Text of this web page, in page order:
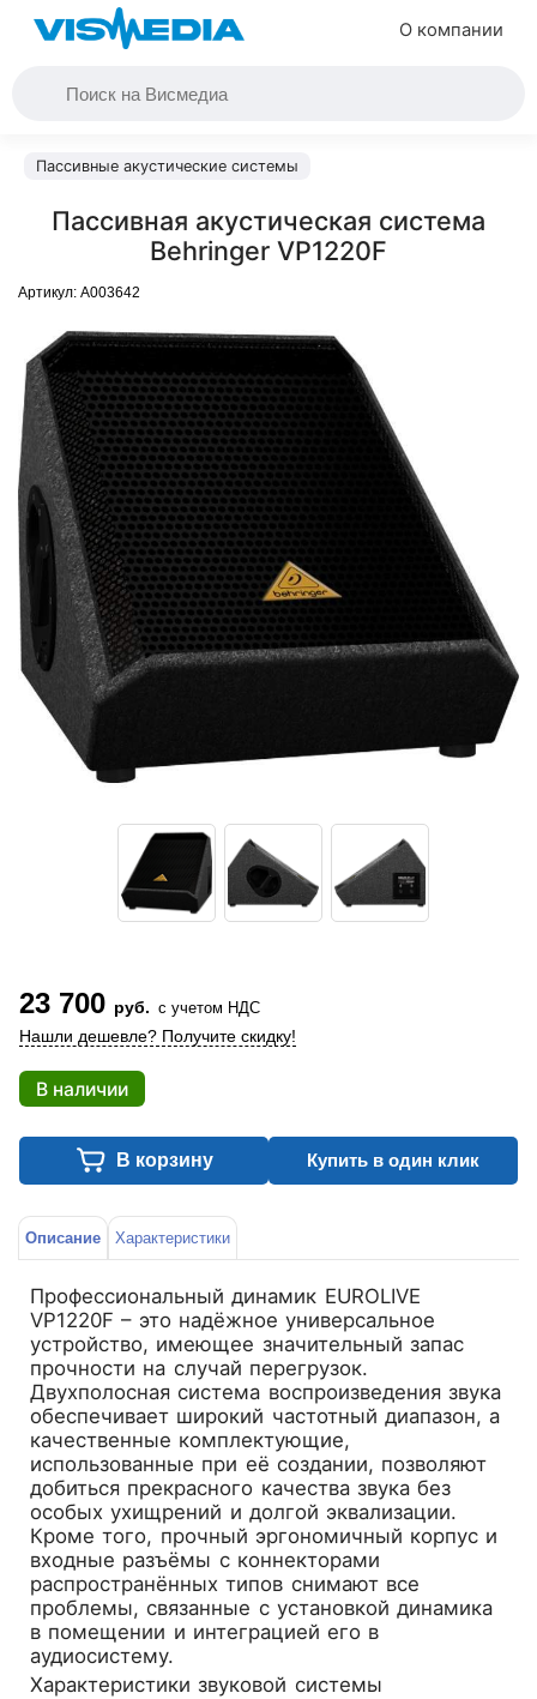
О компании
Пассивные акустические системы
Пассивная акустическая система
Behringer VP1220F
Артикул: A003642
23 700 руб. с учетом НДС
Нашли дешевле? Получите скидку!
В наличии
В корзину Купить в один клик
Описание Характеристики
Профессиональный динамик EUROLIVE
VP1220F – это надёжное универсальное
устройство, имеющее значительный запас
прочности на случай перегрузок.
Двухполосная система воспроизведения звука
обеспечивает широкий частотный диапазон, а
качественные комплектующие,
использованные при её создании, позволяют
добиться прекрасного качества звука без
особых ухищрений и долгой эквализации.
Кроме того, прочный эргономичный корпус и
входные разъёмы с коннекторами
распространённых типов снимают все
проблемы, связанные с установкой динамика
в помещении и интеграцией его в
аудиосистему.
Характеристики звуковой системы